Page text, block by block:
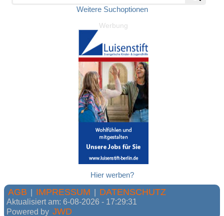
Weitere Suchoptionen
Werbung
Hier werben?
AGB IMPRESSUM DATENSCHUTZ
Aktualisiert am: 6-08-2026 - 17:29:31
Powered by JWD